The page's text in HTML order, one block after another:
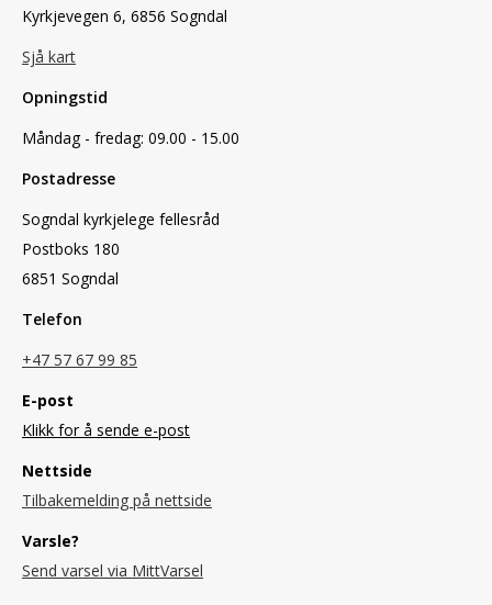
Kyrkjevegen 6, 6856 Sogndal
Sjå kart
Opningstid
Måndag - fredag: 09.00 - 15.00
Postadresse
Sogndal kyrkjelege fellesråd
Postboks 180
6851 Sogndal
Telefon
+47 57 67 99 85
E-post
Klikk for å sende e-post
Nettside
Tilbakemelding på nettside
Varsle?
Send varsel via MittVarsel